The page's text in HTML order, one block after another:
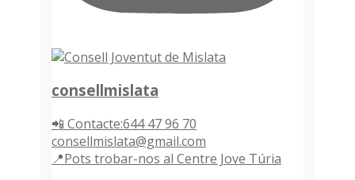
consellmislata
📲 Contacte:644 47 96 70
consellmislata@gmail.com
📍Pots trobar-nos al Centre Jove Túria